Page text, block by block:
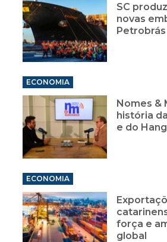
SC
novas
Petrobrás
ECONOMIA
Nomes &
história
e do
ECONOMIA
força e
global